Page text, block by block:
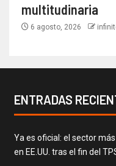
multitudinaria
6 agosto, 2026
ENTRADAS
Ya es oficial: el sector
en EE.UU. tras el fin del